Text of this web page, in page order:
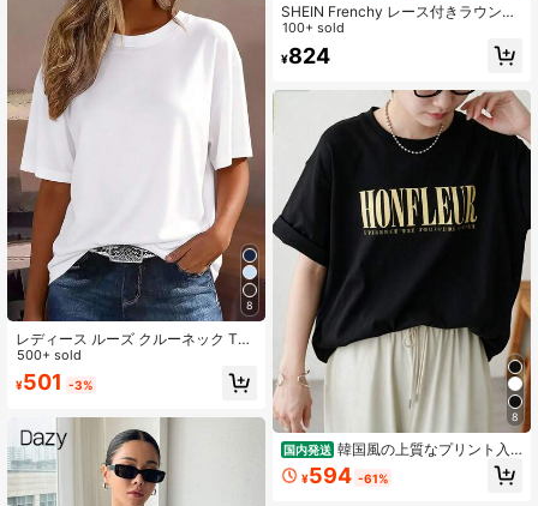
8
レディース ルーズ クルーネック Tシ
ャツ、オールマッチ 無地 半袖トップ
ス、ソフト & 通気性、デイリーウェ
ア & 通勤カジュアル ホワイト 夏、ク
500+ sold
¥501 -3%
SHEIN Frenchy レース付きラウンド
ネックTシャツ、アイレット刺繍フリ
ルトリム
100+ sold
¥824
8
国内発送 韓国風の上質なプリント入
りレディースTシャツ（国内発送）。
半袖で、シンプルかつカジュアルな
¥594 -61%